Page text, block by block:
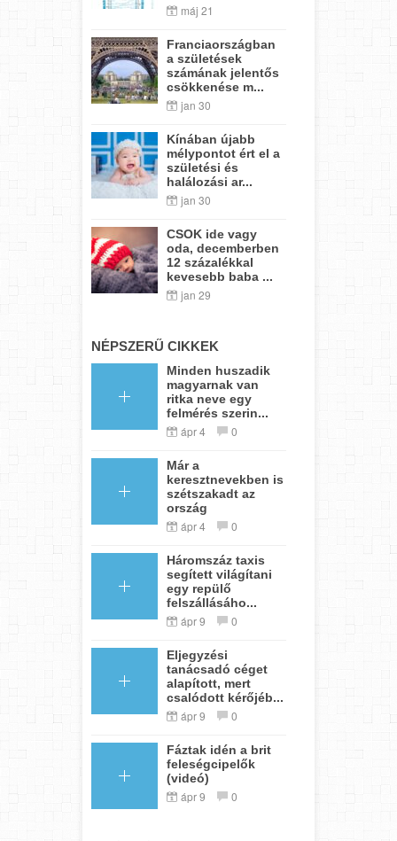
máj 21
Franciaországban
a születések
számának jelentős
csökkenése m...
jan 30
Kínában újabb
mélypontot ért el a
születési és
halálozási ar...
jan 30
CSOK ide vagy
oda, decemberben
12 százalékkal
kevesebb baba ...
jan 29
NÉPSZERŰ CIKKEK
Minden huszadik
magyarnak van
ritka neve egy
felmérés szerin...
ápr 4 0
Már a
keresztnevekben is
szétszakadt az
ország
ápr 4 0
Háromszáz taxis
segített világítani
egy repülő
felszállásáho...
ápr 9 0
Eljegyzési
tanácsadó céget
alapított, mert
csalódott kérőjéb...
ápr 9 0
Fáztak idén a brit
feleségcipelők
(videó)
ápr 9 0